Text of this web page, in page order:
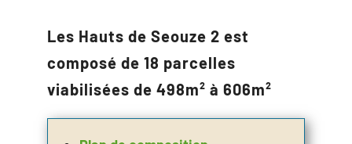
Les Hauts de Seouze 2 est
composé de 18 parcelles
viabilisées de 498m² à 606m²